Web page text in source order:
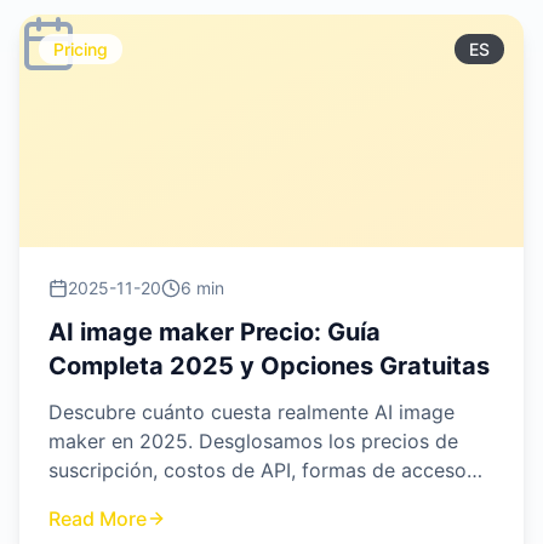
Pricing ES
2025-11-20 6 min
AI image maker Precio: Guía
Completa 2025 y Opciones Gratuitas
Descubre cuánto cuesta realmente AI image
maker en 2025. Desglosamos los precios de
suscripción, costos de API, formas de acceso
plataforma ofrece la mejor relación calidad-
Read More